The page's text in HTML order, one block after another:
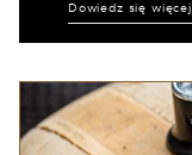
Dowiedz się więcej